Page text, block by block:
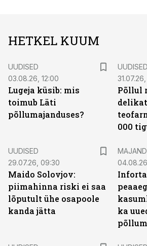
HETKEL KUUM
UUDISED
03.08.26, 12:00
Lugeja küsib: mis
toimub Läti
põllumajanduses?
UUDISED
31.07.26,
Põllul
000
UUDISED
29.07.26, 09:30
Maido Solovjov:
piimahinna riski ei saa
lõputult ühe osapoole
kanda jätta
ka